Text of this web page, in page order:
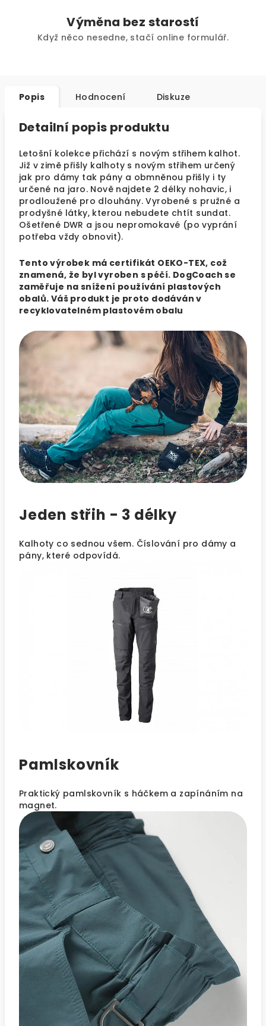
Výměna bez starostí
Když něco nesedne, stačí online formulář.
Popis Hodnocení Diskuze
Detailní popis produktu
Letošní kolekce přichází s novým střihem kalhot.
Již v zimě přišly kalhoty s novým střihem určený
jak pro dámy tak pány a obmněnou přišly i ty
určené na jaro. Nově najdete 2 délky nohavic, i
prodloužené pro dlouhány. Vyrobené s pružné a
prodyšné látky, kterou nebudete chtít sundat.
Ošetřené DWR a jsou nepromokavé (po vyprání
potřeba vždy obnovit).
Tento výrobek má certifikát OEKO-TEX, což
znamená, že byl vyroben s péčí. DogCoach se
zaměřuje na snížení používání plastových
obalů. Váš produkt je proto dodáván v
recyklovatelném plastovém obalu
Jeden střih - 3 délky
Kalhoty co sednou všem. Číslování pro dámy a
pány, které odpovídá.
Pamlskovník
Praktický pamlskovník s háčkem a zapínáním na
magnet.